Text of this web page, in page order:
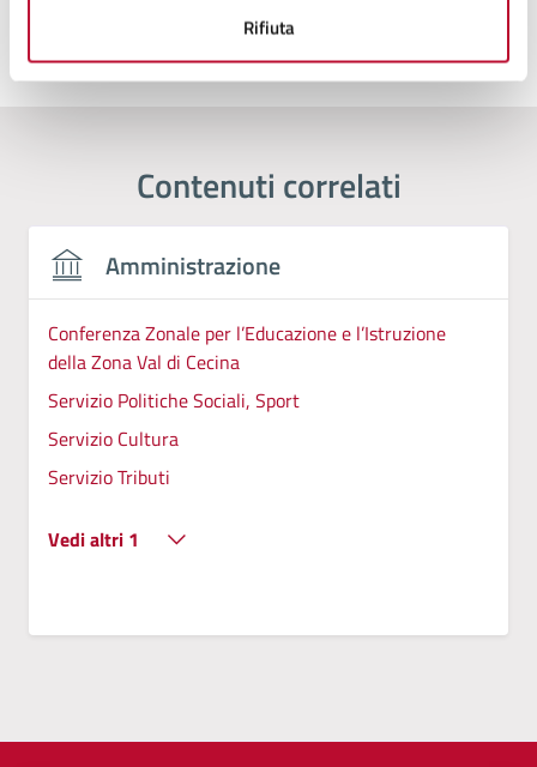
Rifiuta
Ultimo aggiornamento:20/11/2025, 11:29
Contenuti correlati
Amministrazione
Conferenza Zonale per l’Educazione e l’Istruzione
della Zona Val di Cecina
Servizio Politiche Sociali, Sport
Servizio Cultura
Servizio Tributi
Vedi altri 1